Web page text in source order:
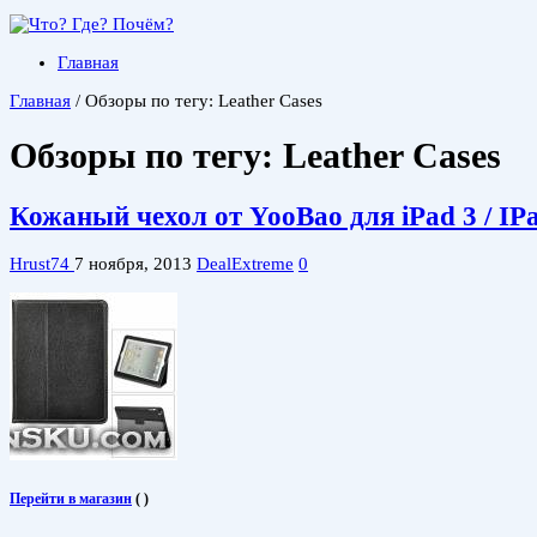
Главная
Главная / Обзоры по тегу: Leather Cases
Обзоры по тегу: Leather Cases
Кожаный чехол от YooBao для iPad 3 /
Hrust74 7 ноября, 2013 DealExtreme 0
Перейти в магазин ( )